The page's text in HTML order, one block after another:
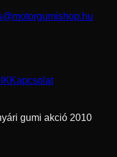
Kapcsolat
gumi akció 2010